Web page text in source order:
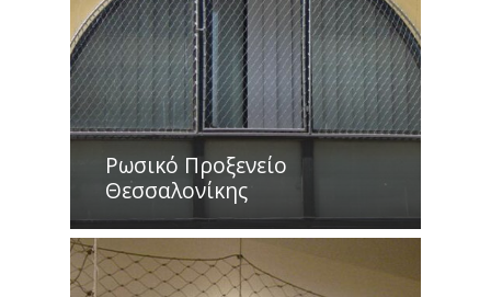
Ρωσικό Προξενείο
Θεσσαλονίκης